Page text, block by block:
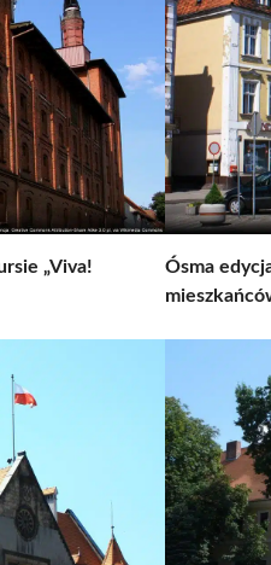
„Viva!
Ósma